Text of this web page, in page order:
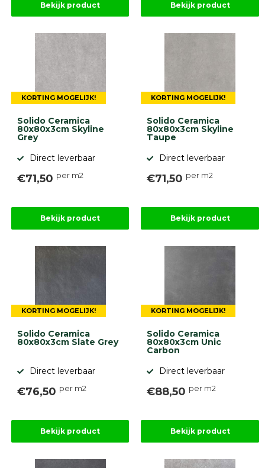
Bekijk product Bekijk product
KORTING MOGELIJK!
Solido Ceramica
80x80x3cm Skyline
Grey
Direct leverbaar
€71,50 per m2
Bekijk product
KORTING MOGELIJK!
Solido Ceramica
80x80x3cm Skyline
Taupe
Direct leverbaar
€71,50 per m2
Bekijk product
KORTING MOGELIJK!
Solido Ceramica
80x80x3cm Slate Grey
Direct leverbaar
€76,50 per m2
Bekijk product
KORTING MOGELIJK!
Solido Ceramica
80x80x3cm Unic
Carbon
Direct leverbaar
€88,50 per m2
Bekijk product